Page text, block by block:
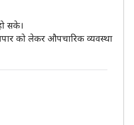
सके।
को लेकर औपचारिक व्यवस्था